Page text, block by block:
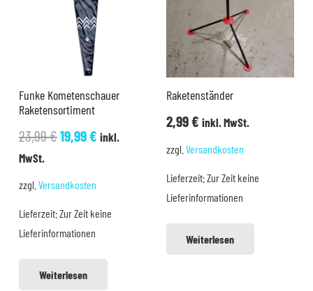
Funke Kometenschauer
Raketensortiment
23,99€Ursprünglicher
19,99€Aktueller
inkl.
MwSt.
zzgl. Versandkosten
Lieferzeit:Zur Zeit keine
Lieferinformationen
Weiterlesen
Raketenständer
2,99€ inkl. MwSt.
zzgl. Versandkosten
Lieferzeit:Zur Zeit keine
Lieferinformationen
Weiterlesen